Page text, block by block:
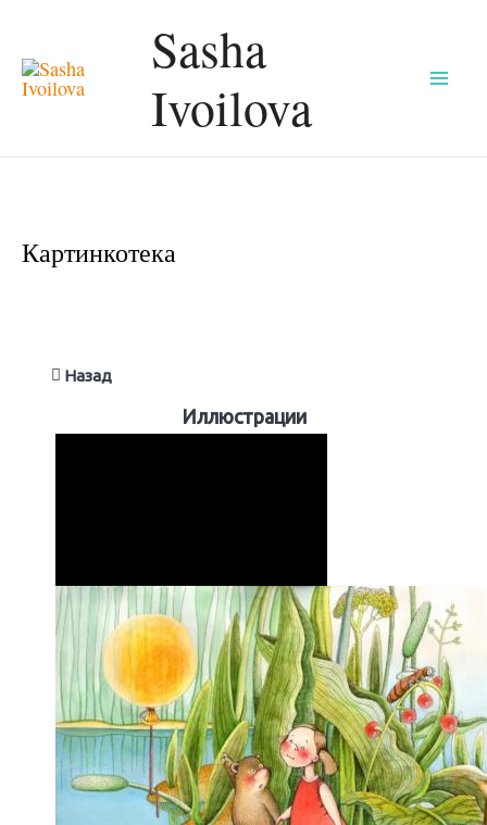
содержимому
Sasha
Ivoilova
Картинкотека
Назад
Иллюстрации